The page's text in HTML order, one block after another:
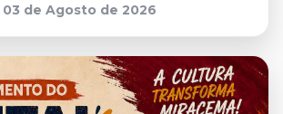
03 de Agosto de 2026